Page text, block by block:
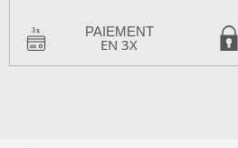
PAIEMENT
EN 3X